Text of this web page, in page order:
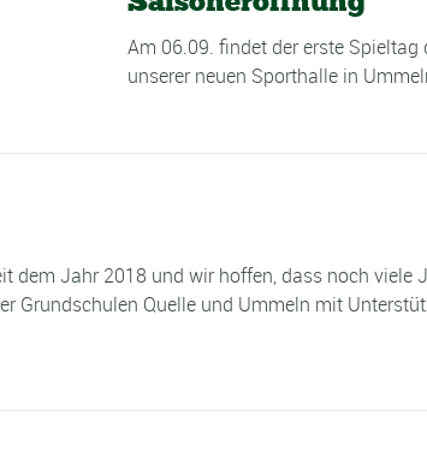
Am 06.09. findet der erste
unserer neuen Sporthalle in
dem Jahr 2018 und wir hoffen, dass noch
Grundschulen Quelle und Ummeln mit